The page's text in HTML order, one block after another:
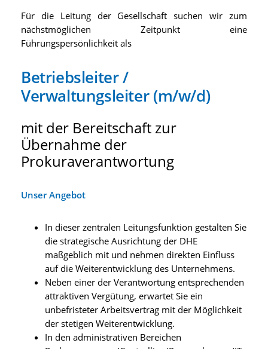
Für die Leitung der Gesellschaft suchen wir zum
nächstmöglichen Zeitpunkt eine
Führungspersönlichkeit als
Betriebsleiter /
Verwaltungsleiter (m/w/d)
mit der Bereitschaft zur
Übernahme der
Prokuraverantwortung
Unser Angebot
In dieser zentralen Leitungsfunktion gestalten Sie
die strategische Ausrichtung der DHE
maßgeblich mit und nehmen direkten Einfluss
auf die Weiterentwicklung des Unternehmens.
Neben einer der Verantwortung entsprechenden
attraktiven Vergütung, erwartet Sie ein
unbefristeter Arbeitsvertrag mit der Möglichkeit
der stetigen Weiterentwicklung.
In den administrativen Bereichen